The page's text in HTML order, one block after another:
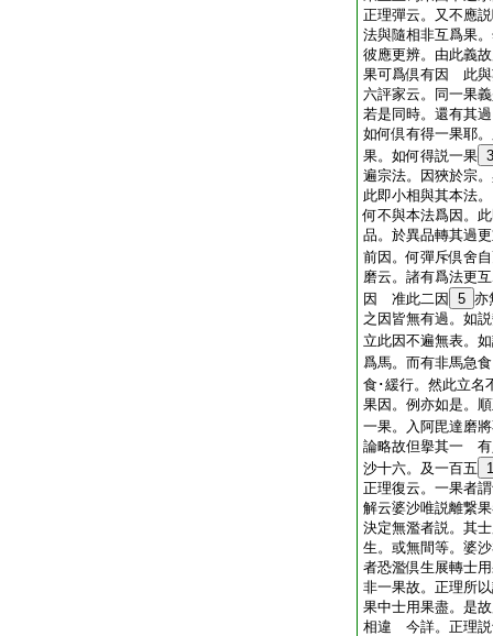
正理彈云。又不應
法與隨相非互爲果
彼應更辨。由此義
果可爲倶有因 此與
六評家云。同一果
若是同時。還有其
如何倶有得一果耶
果。如何得説一果 3
遍宗法。因狹於宗
此即小相與其本法
何不與本法爲因。
品。於異品轉其過
前因。何彈斥倶舍
磨云。諸有爲法更
因 准此二因
5 亦
之因皆無有過。如
立此因不遍無表。
爲馬。而有非馬急
食･緩行。然此立名
果因。例亦如是。
一果。入阿毘達磨
論略故但擧其一 有
沙十六。及一百五
正理復云。一果者
解云婆沙唯説離繋
決定無濫者説。其
生。或無間等。婆
者恐濫倶生展轉士
非一果故。正理所
果中士用果盡。是
相違 今詳。正理説